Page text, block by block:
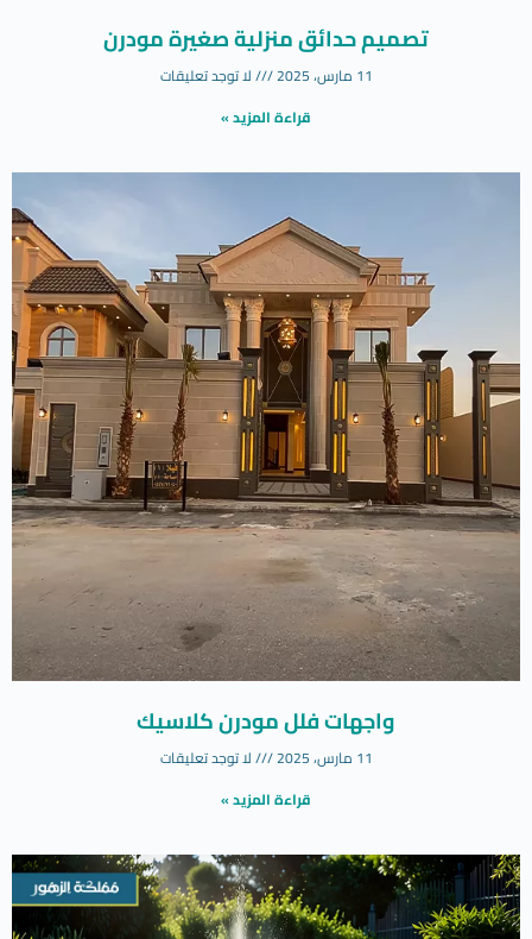
تصميم حدائق منزلية صغيرة مودرن
11 مارس، 2025
لا توجد تعليقات
قراءة المزيد »
واجهات فلل مودرن كلاسيك
11 مارس، 2025
لا توجد تعليقات
قراءة المزيد »